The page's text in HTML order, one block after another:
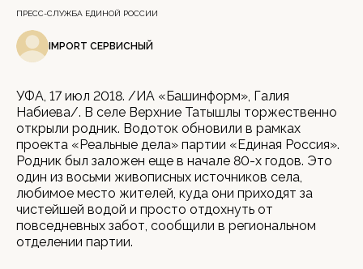
ПРЕСС-СЛУЖБА ЕДИНОЙ РОССИИ
IMPORT СЕРВИСНЫЙ
УФА, 17 июл 2018. /ИА «Башинформ», Галия
Набиева/. В селе Верхние Татышлы торжественно
открыли родник. Водоток обновили в рамках
проекта «Реальные дела» партии «Единая Россия».
Родник был заложен еще в начале 80-х годов. Это
один из восьми живописных источников села,
любимое место жителей, куда они приходят за
чистейшей водой и просто отдохнуть от
повседневных забот, сообщили в региональном
отделении партии.